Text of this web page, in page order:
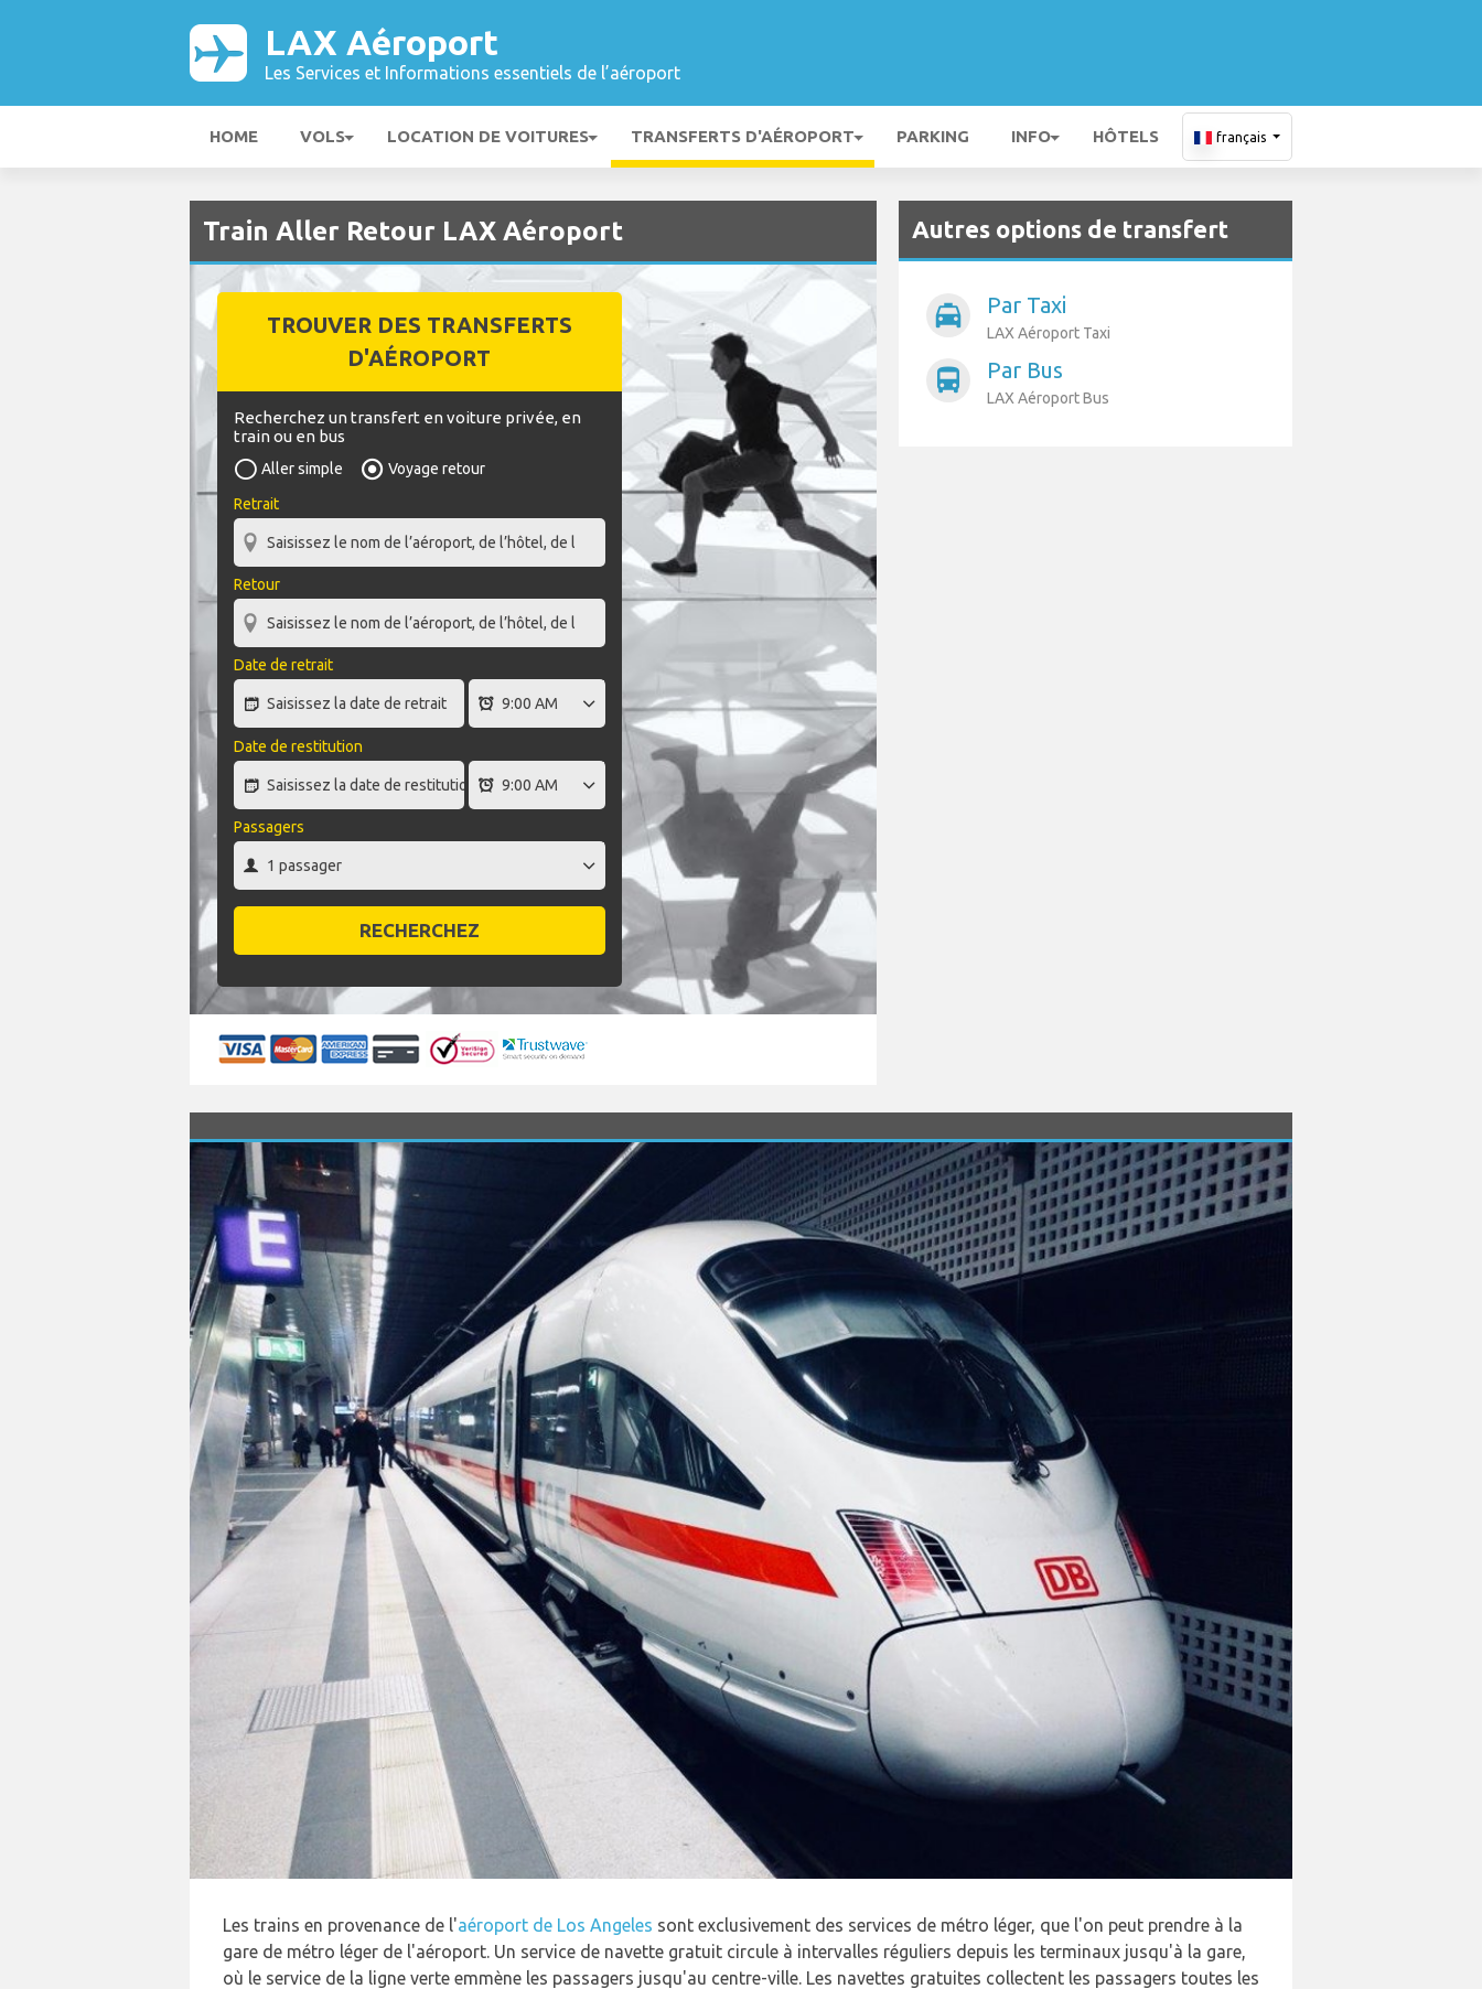
LAX Aéroport
Les Services et Informations essentiels de l’aéroport
HOME VOLS LOCATION DE VOITURES TRANSFERTS D'AÉROPORT PARKING INFO HÔTELS français
Train Aller Retour LAX Aéroport
TROUVER DES TRANSFERTS
D'AÉROPORT
Recherchez un transfert en voiture privée, en
train ou en bus
Aller simple
Voyage retour
Retrait
Retour
Date de retrait
Date de restitution
Passagers
RECHERCHEZ
Autres options de transfert
local_taxi Par Taxi
LAX Aéroport Taxi
directions_bus Par Bus
LAX Aéroport Bus
Les trains en provenance de l'aéroport de Los Angeles sont exclusivement des services de métro léger, que l'on peut prendre à la
gare de métro léger de l'aéroport. Un service de navette gratuit circule à intervalles réguliers depuis les terminaux jusqu'à la gare,
où le service de la ligne verte emmène les passagers jusqu'au centre-ville. Les navettes gratuites collectent les passagers toutes les